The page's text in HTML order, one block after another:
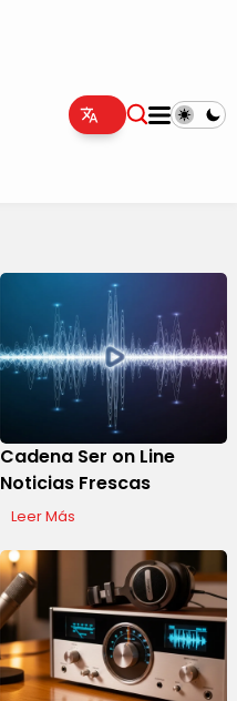
Cadena Ser on Line
Noticias Frescas
Leer Más